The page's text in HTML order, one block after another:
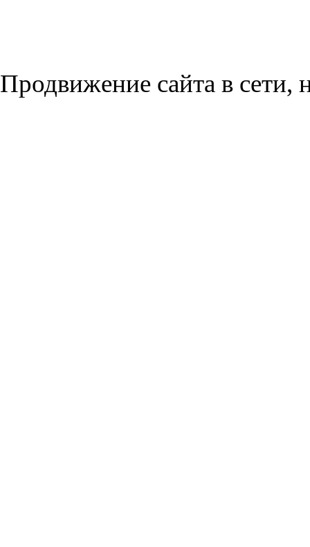
Продвижение сайта в сети,